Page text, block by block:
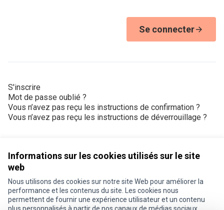
Informations sur les cookies utilisés sur le site
web
Nous utilisons des cookies sur notre site Web pour améliorer la
performance et les contenus du site. Les cookies nous
permettent de fournir une expérience utilisateur et un contenu
Se connecter
S'inscrire
Mot de passe oublié ?
Vous n’avez pas reçu les instructions de confirmation ?
Vous n’avez pas reçu les instructions de déverrouillage ?
Conditions d'utilisation
Paramètres des cookies
Je participe ! sur X
Je participe ! sur Facebook
Je participe ! sur Instagram